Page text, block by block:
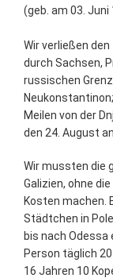
(geb. am 03.
Wir verließen
durch Sachsen,
russischen
Meilen von der
den 24. August
Wir mussten die
Galizien, ohne
Kosten machen.
Städtchen in
bis nach Odessa
Person täglich
16 Jahren 10